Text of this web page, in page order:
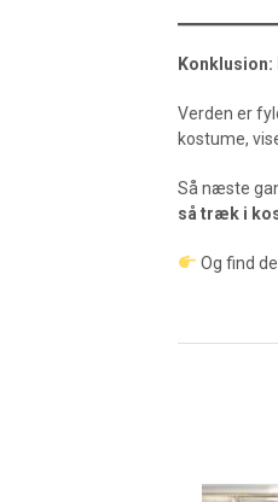
Verden er
kostume,
Så næste
så træk i
Og find